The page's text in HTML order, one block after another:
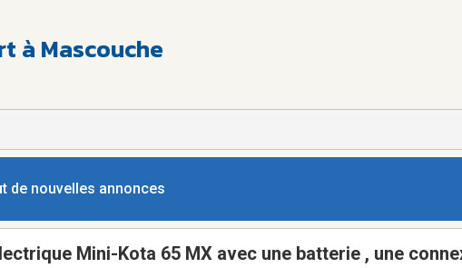
à Mascouche
de nouvelles annonces
Mini-Kota 65 MX avec une batterie , une